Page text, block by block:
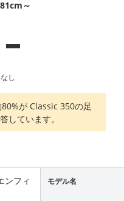
～
-
し
が Classic 350の足
しています。
ンフィ
モデル名